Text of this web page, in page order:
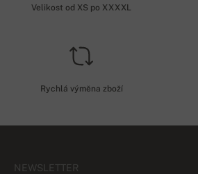
Velikost od XS po XXXXL
Rychlá výměna zboží
NEWSLETTER